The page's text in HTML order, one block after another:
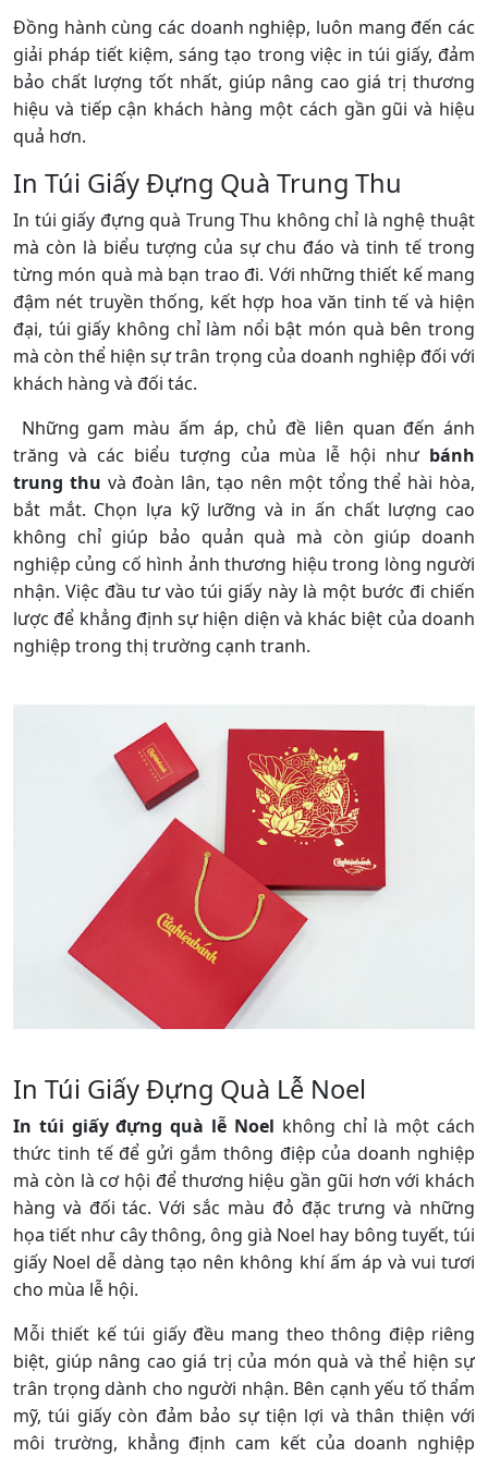
Đồng hành cùng các doanh nghiệp, luôn mang đến các
giải pháp tiết kiệm, sáng tạo trong việc in túi giấy, đảm
bảo chất lượng tốt nhất, giúp nâng cao giá trị thương
hiệu và tiếp cận khách hàng một cách gần gũi và hiệu
quả hơn.
In Túi Giấy Đựng Quà Trung Thu
In túi giấy đựng quà Trung Thu không chỉ là nghệ thuật
mà còn là biểu tượng của sự chu đáo và tinh tế trong
từng món quà mà bạn trao đi. Với những thiết kế mang
đậm nét truyền thống, kết hợp hoa văn tinh tế và hiện
đại, túi giấy không chỉ làm nổi bật món quà bên trong
mà còn thể hiện sự trân trọng của doanh nghiệp đối với
khách hàng và đối tác.
Những gam màu ấm áp, chủ đề liên quan đến ánh
trăng và các biểu tượng của mùa lễ hội như bánh
trung thu và đoàn lân, tạo nên một tổng thể hài hòa,
bắt mắt. Chọn lựa kỹ lưỡng và in ấn chất lượng cao
không chỉ giúp bảo quản quà mà còn giúp doanh
nghiệp củng cố hình ảnh thương hiệu trong lòng người
nhận. Việc đầu tư vào túi giấy này là một bước đi chiến
lược để khẳng định sự hiện diện và khác biệt của doanh
nghiệp trong thị trường cạnh tranh.
In Túi Giấy Đựng Quà Lễ Noel
In túi giấy đựng quà lễ Noel không chỉ là một cách
thức tinh tế để gửi gắm thông điệp của doanh nghiệp
mà còn là cơ hội để thương hiệu gần gũi hơn với khách
hàng và đối tác. Với sắc màu đỏ đặc trưng và những
họa tiết như cây thông, ông già Noel hay bông tuyết, túi
giấy Noel dễ dàng tạo nên không khí ấm áp và vui tươi
cho mùa lễ hội.
Mỗi thiết kế túi giấy đều mang theo thông điệp riêng
biệt, giúp nâng cao giá trị của món quà và thể hiện sự
trân trọng dành cho người nhận. Bên cạnh yếu tố thẩm
mỹ, túi giấy còn đảm bảo sự tiện lợi và thân thiện với
môi trường, khẳng định cam kết của doanh nghiệp